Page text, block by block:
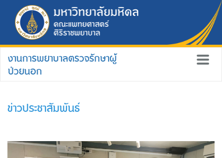
งานการพยาบาลตรวจรักษาผู้
ป่วยนอก
ข่าวประชาสัมพันธ์